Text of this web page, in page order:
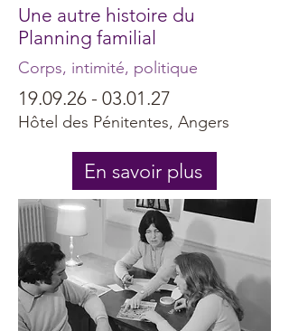
Une autre histoire du
Planning familial
Corps, intimité, politique
19.09.26 - 03.01.27
Hôtel des Pénitentes, Angers
En savoir plus